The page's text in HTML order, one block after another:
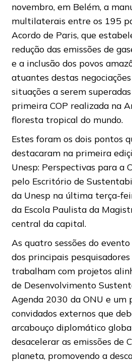
novembro, em Belém, a
multilaterais entre os 195
Acordo de Paris, que
redução das emissões de
e a inclusão dos povos
atuantes destas
situações a serem
primeira COP realizada na
floresta tropical do mundo.
Estes foram os dois pontos
destacaram na primeira
Unesp: Perspectivas para a
pelo Escritório de
da Unesp na última terça-
da Escola Paulista da
central da capital.
As quatro sessões do
dos principais
trabalham com projetos
de Desenvolvimento
Agenda 2030 da ONU e um
convidados externos que
arcabouço diplomático
desacelerar as emissões de
planeta, promovendo a